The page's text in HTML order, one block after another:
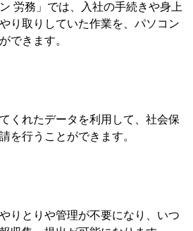
労務」では、入社の手続きや身上
り取りしていた作業を、パソコン
できます。
くれたデータを利用して、社会保
を行うことができます。
りとりや管理が不要になり、いつ